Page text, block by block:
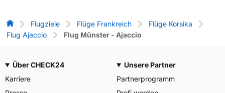
Flug-Vergleich
Flugziele Flüge Frankreich
Flüge Korsika
Flug Ajaccio
Flug Münster - Ajaccio
Über CHECK24
Karriere
Unsere Partner
Partnerprogramm